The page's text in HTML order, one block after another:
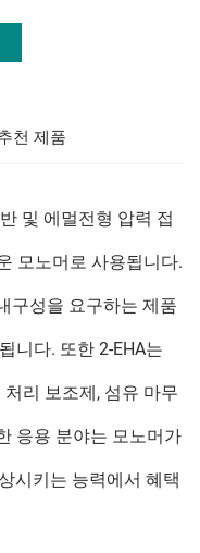
천 제품
및 에멀전형 압력 접
모노머로 사용됩니다.
구성을 요구하는 제품
니다. 또한 2-EHA는
리 보조제, 섬유 마무
응용 분야는 모노머가
시키는 능력에서 혜택